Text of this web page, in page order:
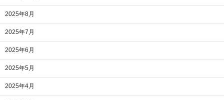
2025年8月
2025年7月
2025年6月
2025年5月
2025年4月